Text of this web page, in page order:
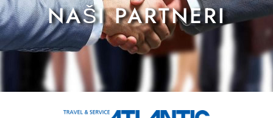
NAŠI PARTNERI